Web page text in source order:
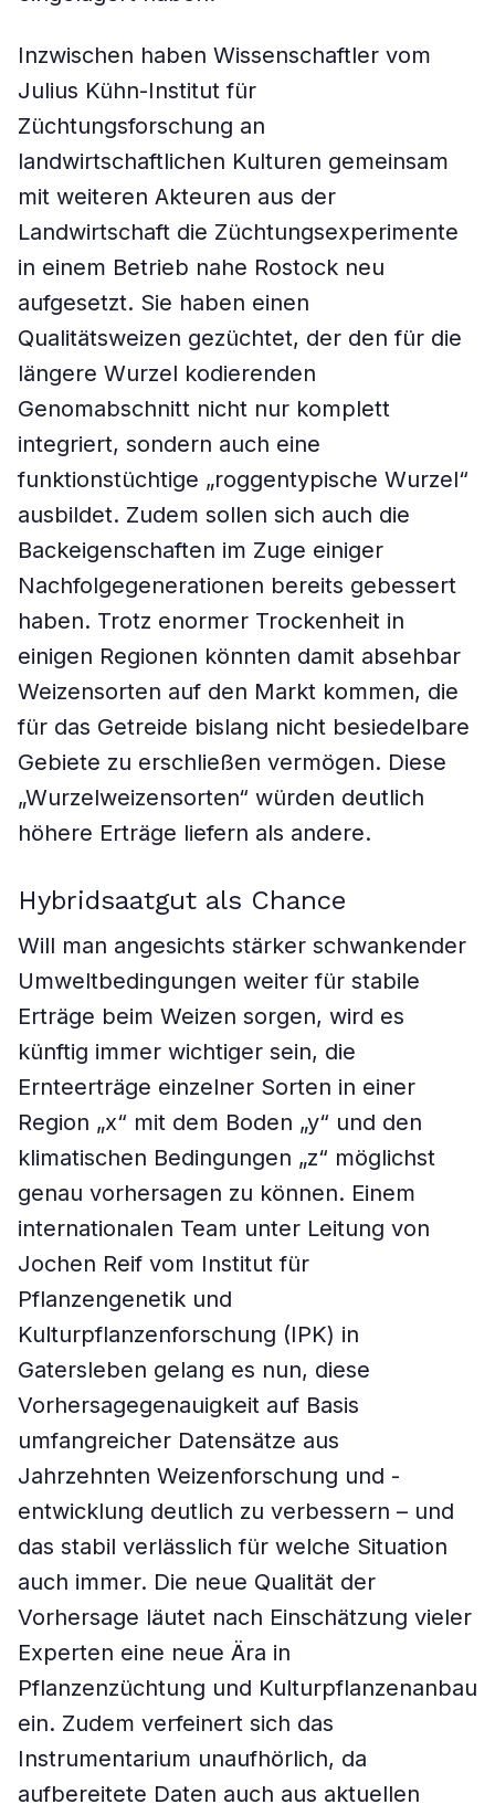
Inzwischen haben Wissenschaftler vom
Julius Kühn-Institut für
Züchtungsforschung an
landwirtschaftlichen Kulturen gemeinsam
mit weiteren Akteuren aus der
Landwirtschaft die Züchtungsexperimente
in einem Betrieb nahe Rostock neu
aufgesetzt. Sie haben einen
Qualitätsweizen gezüchtet, der den für die
längere Wurzel kodierenden
Genomabschnitt nicht nur komplett
integriert, sondern auch eine
funktionstüchtige „roggentypische Wurzel“
ausbildet. Zudem sollen sich auch die
Backeigenschaften im Zuge einiger
Nachfolgegenerationen bereits gebessert
haben. Trotz enormer Trockenheit in
einigen Regionen könnten damit absehbar
Weizensorten auf den Markt kommen, die
für das Getreide bislang nicht besiedelbare
Gebiete zu erschließen vermögen. Diese
„Wurzelweizensorten“ würden deutlich
höhere Erträge liefern als andere.
Hybridsaatgut als Chance
Will man angesichts stärker schwankender
Umweltbedingungen weiter für stabile
Erträge beim Weizen sorgen, wird es
künftig immer wichtiger sein, die
Ernteerträge einzelner Sorten in einer
Region „x“ mit dem Boden „y“ und den
klimatischen Bedingungen „z“ möglichst
genau vorhersagen zu können. Einem
internationalen Team unter Leitung von
Jochen Reif vom Institut für
Pflanzengenetik und
Kulturpflanzenforschung (IPK) in
Gatersleben gelang es nun, diese
Vorhersagegenauigkeit auf Basis
umfangreicher Datensätze aus
Jahrzehnten Weizenforschung und -
entwicklung deutlich zu verbessern – und
das stabil verlässlich für welche Situation
auch immer. Die neue Qualität der
Vorhersage läutet nach Einschätzung vieler
Experten eine neue Ära in
Pflanzenzüchtung und Kulturpflanzenanbau
ein. Zudem verfeinert sich das
Instrumentarium unaufhörlich, da
aufbereitete Daten auch aus aktuellen